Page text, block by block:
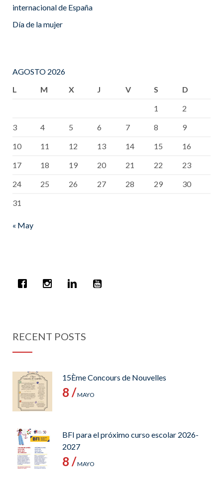
internacional de España
Día de la mujer
AGOSTO 2026
L
M X J V S
D
1
2
3
4 5 6 7 8
9
10
11 12 13 14 15
16
17
18 19 20 21 22
23
24
25 26 27 28 29
30
31
« May
RECENT POSTS
15Ème Concours de Nouvelles
8 /MAYO
BFI para el próximo curso escolar 2026-
2027
8 /MAYO